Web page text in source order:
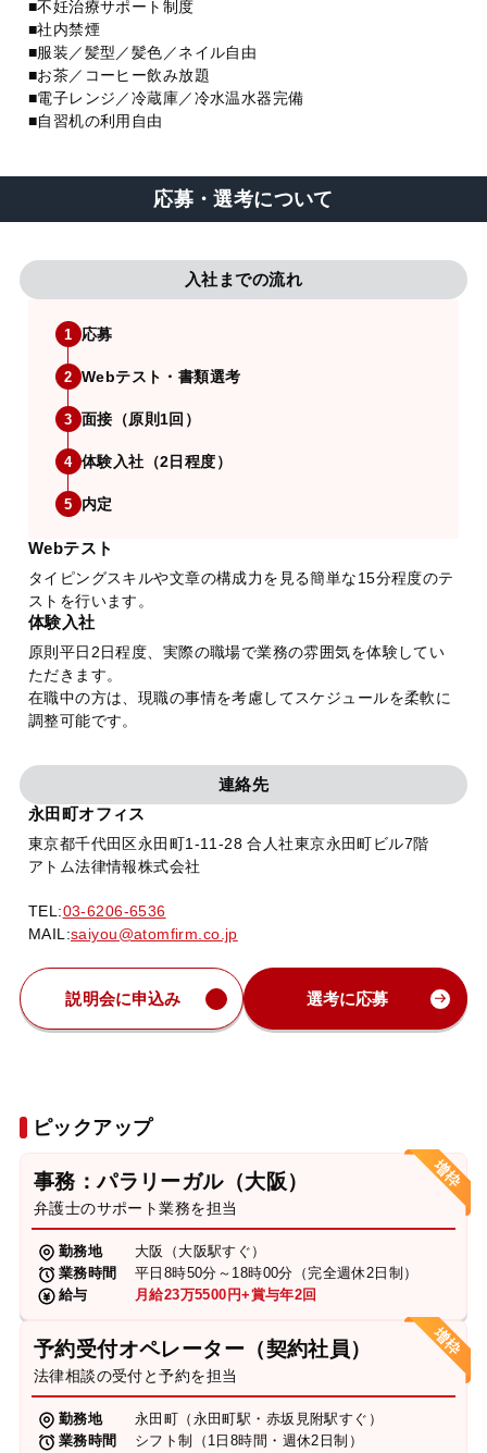
■不妊治療サポート制度
■社内禁煙
■服装／髪型／髪色／ネイル自由
■お茶／コーヒー飲み放題
■電子レンジ／冷蔵庫／冷水温水器完備
■自習机の利用自由
応募・選考について
入社までの流れ
1 応募
2 Webテスト・書類選考
3 面接（原則1回）
4 体験入社（2日程度）
5 内定
Webテスト
タイピングスキルや文章の構成力を見る簡単な15分程度のテ
ストを行います。
体験入社
原則平日2日程度、実際の職場で業務の雰囲気を体験してい
ただきます。
在職中の方は、現職の事情を考慮してスケジュールを柔軟に
調整可能です。
連絡先
永田町オフィス
東京都千代田区永田町1-11-28 合人社東京永田町ビル7階
アトム法律情報株式会社
TEL:03-6206-6536
MAIL:saiyou@atomfirm.co.jp
説明会に申込み 選考に応募
ピックアップ
事務：パラリーガル（大阪）
弁護士のサポート業務を担当
勤務地
大阪（大阪駅すぐ）
業務時間
平日8時50分～18時00分（完全週休2日制）
給与
月給23万5500円+賞与年2回
予約受付オペレーター（契約社員）
法律相談の受付と予約を担当
勤務地
永田町（永田町駅・赤坂見附駅すぐ）
業務時間
シフト制（1日8時間・週休2日制）